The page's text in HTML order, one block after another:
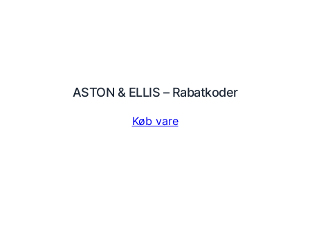
ASTON & ELLIS – Rabatkoder
Køb vare